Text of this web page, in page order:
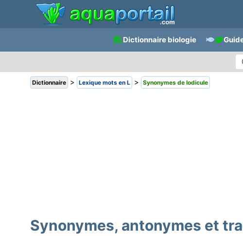
Dictionnaire biologie
Dictionnaire > Lexique mots en L > Synonymes de lodicule
Synonymes, antonymes et